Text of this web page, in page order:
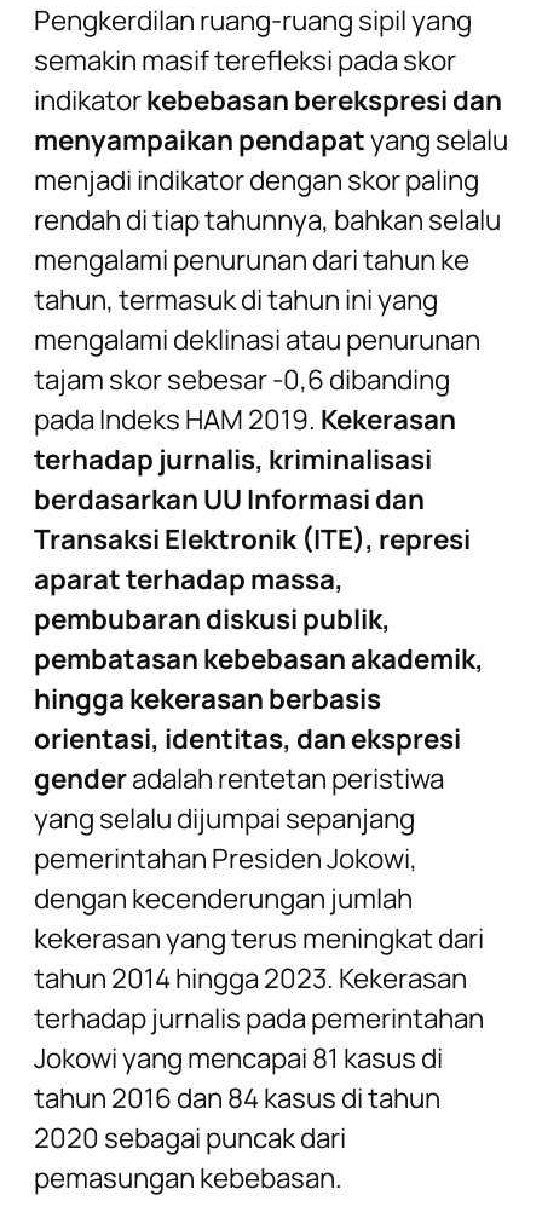
Pengkerdilan ruang-ruang sipil yang
semakin masif terefleksi pada skor
indikatorkebebasan berekspresi dan
menyampaikan pendapatyang selalu
menjadi indikator dengan skor paling
rendah di tiap tahunnya, bahkan selalu
mengalami penurunan dari tahun ke
tahun, termasuk di tahun ini yang
mengalami deklinasi atau penurunan
tajam skor sebesar -0,6 dibanding
pada Indeks HAM 2019. Kekerasan
terhadap jurnalis, kriminalisasi
berdasarkan UU Informasi dan
Transaksi Elektronik (ITE), represi
aparat terhadap massa,
pembubaran diskusi publik,
pembatasan kebebasan akademik,
hingga kekerasan berbasis
orientasi, identitas, dan ekspresi
genderadalah rentetan peristiwa
yang selalu dijumpai sepanjang
pemerintahan Presiden Jokowi,
dengan kecenderungan jumlah
kekerasan yang terus meningkat dari
tahun 2014 hingga 2023. Kekerasan
terhadap jurnalis pada pemerintahan
Jokowi yang mencapai 81 kasus di
tahun 2016 dan 84 kasus di tahun
2020 sebagai puncak dari
pemasungan kebebasan.